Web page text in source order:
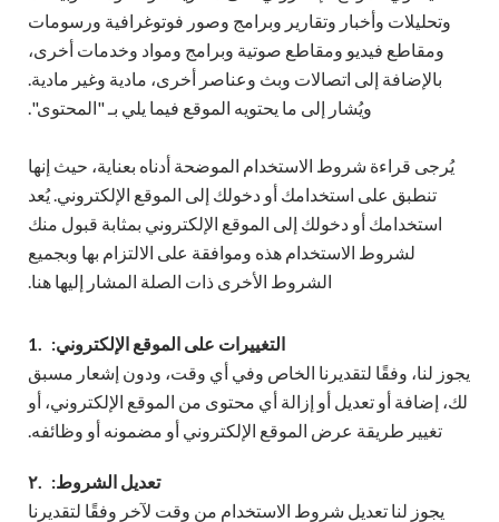
وتحليلات وأخبار وتقارير وبرامج وصور فوتوغرافية ورسومات
ومقاطع فيديو ومقاطع صوتية وبرامج ومواد وخدمات أخرى،
بالإضافة إلى اتصالات وبث وعناصر أخرى، مادية وغير مادية.
ويُشار إلى ما يحتويه الموقع فيما يلي بـ "المحتوى".
يُرجى قراءة شروط الاستخدام الموضحة أدناه بعناية، حيث إنها
تنطبق على استخدامك أو دخولك إلى الموقع الإلكتروني. يُعد
استخدامك أو دخولك إلى الموقع الإلكتروني بمثابة قبول منك
لشروط الاستخدام هذه وموافقة على الالتزام بها وبجميع
الشروط الأخرى ذات الصلة المشار إليها هنا.
1. التغييرات على الموقع الإلكتروني:
يجوز لنا، وفقًا لتقديرنا الخاص وفي أي وقت، ودون إشعار مسبق
لك، إضافة أو تعديل أو إزالة أي محتوى من الموقع الإلكتروني، أو
تغيير طريقة عرض الموقع الإلكتروني أو مضمونه أو وظائفه.
٢. تعديل الشروط:
يجوز لنا تعديل شروط الاستخدام من وقت لآخر وفقًا لتقديرنا